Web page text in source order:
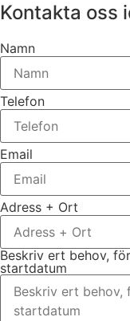
Kontakta oss
Namn
Telefon
Email
Adress + Ort
Beskriv ert behov,
startdatum